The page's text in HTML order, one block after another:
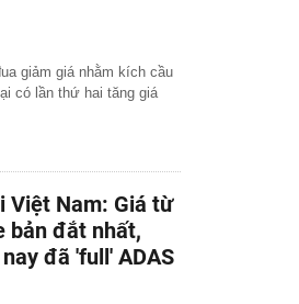
giờ ăn
hàng,
Bản
giảm giá nhằm kích cầu
có lần thứ hai tăng giá
Việt Nam: Giá từ
bản đắt nhất,
đã 'full' ADAS